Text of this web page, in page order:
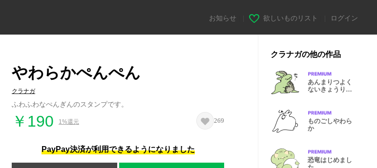
お知らせ 欲しいものリスト ログイン
やわらかぺんぺん
クラナガ
ふわふわなぺんぎんのスタンプです。
￥190 1%還元 269
PayPay決済が利用できるようになりました
クラナガの他の作品
あんまりつよく
ないきょうりゅ
ものごしやわら
か
恐竜はじめまし